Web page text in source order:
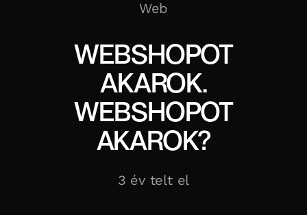
Web
WEBSHOPOT
AKAROK.
WEBSHOPOT
AKAROK?
3 év telt el